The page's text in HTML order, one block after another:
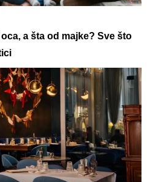
a šta od majke? Sve što